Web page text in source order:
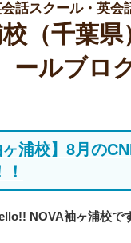
話スクール・英会
（千葉県
ールブロ
ヶ浦校】8月の
NOVA袖ヶ浦校で